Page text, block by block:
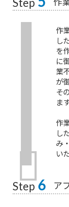
Step
作
し
を
に
業
が
そ
ま
作
し
み
い
Step 6 ア